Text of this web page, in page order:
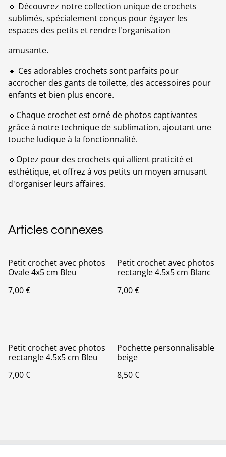
🔹 Découvrez notre collection unique de crochets
sublimés, spécialement conçus pour égayer les
espaces des petits et rendre l'organisation
amusante.
🔹 Ces adorables crochets sont parfaits pour
accrocher des gants de toilette, des accessoires pour
enfants et bien plus encore.
🔹Chaque crochet est orné de photos captivantes
grâce à notre technique de sublimation, ajoutant une
touche ludique à la fonctionnalité.
🔹Optez pour des crochets qui allient praticité et
esthétique, et offrez à vos petits un moyen amusant
d'organiser leurs affaires.
Articles connexes
Petit crochet avec photos
Ovale 4x5 cm Bleu
7,00 €
Petit crochet avec photos
rectangle 4.5x5 cm Blanc
7,00 €
Petit crochet avec photos
rectangle 4.5x5 cm Bleu
7,00 €
Pochette personnalisable
beige
8,50 €